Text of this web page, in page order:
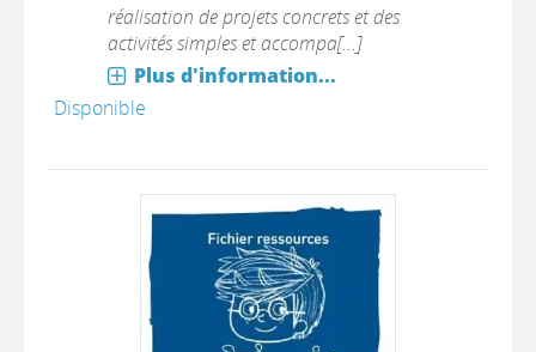
réalisation de projets concrets et des
activités simples et accompa[...]
Plus d'information...
Disponible